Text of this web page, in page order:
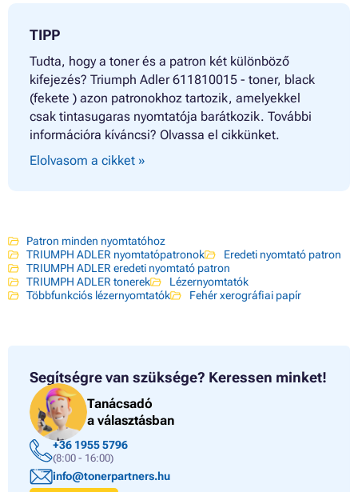
TIPP
Tudta, hogy a toner és a patron két különböző
kifejezés? Triumph Adler 611810015 - toner, black
(fekete ) azon patronokhoz tartozik, amelyekkel
csak tintasugaras nyomtatója barátkozik. További
információra kíváncsi? Olvassa el cikkünket.
Elolvasom a cikket »
Patron minden nyomtatóhoz
TRIUMPH ADLER nyomtatópatronok
Eredeti nyomtató patron
TRIUMPH ADLER eredeti nyomtató patron
TRIUMPH ADLER tonerek
Lézernyomtatók
Többfunkciós lézernyomtatók
Fehér xerográfiai papír
Segítségre van szüksége? Keressen minket!
Tanácsadó
a választásban
+36 1955 5796
(8:00 - 16:00)
info@tonerpartners.hu